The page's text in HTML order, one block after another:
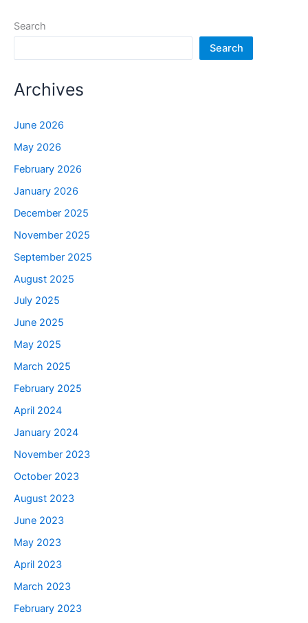
Search
Search
Archives
June 2026
May 2026
February 2026
January 2026
December 2025
November 2025
September 2025
August 2025
July 2025
June 2025
May 2025
March 2025
February 2025
April 2024
January 2024
November 2023
October 2023
August 2023
June 2023
May 2023
April 2023
March 2023
February 2023